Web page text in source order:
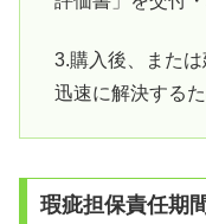
3.購入後、また
迅速に解決するた
瑕疵担保責任期